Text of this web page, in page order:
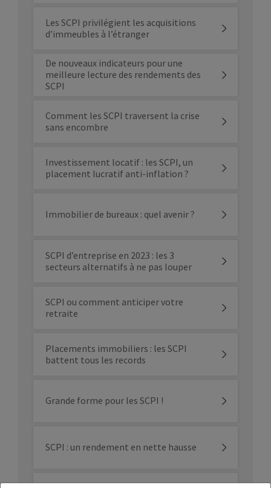
Les SCPI privilégient les acquisitions
d’immeubles à l’étranger
De nouveaux indicateurs pour une
meilleure lecture des rendements des
SCPI
Comment les SCPI traversent la crise
sans encombre
Investissement locatif : les SCPI, un
placement lucratif anti-inflation ?
Immobilier de bureaux : quel avenir ?
SCPI d’entreprise en 2023 : les 3
secteurs alternatifs à ne pas louper
SCPI ou comment anticiper votre
retraite
Placements immobiliers : les SCPI
battent tous les records
Grande forme pour les SCPI !
SCPI : un rendement en nette hausse